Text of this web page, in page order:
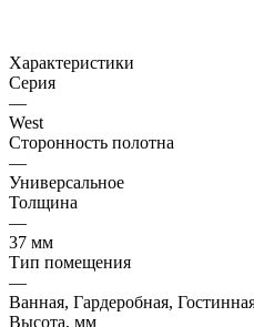
Характеристики
Серия
—
West
Сторонность полотна
—
Универсальное
Толщина
—
37 мм
Тип помещения
—
Ванная, Гардеробная,
Высота, мм